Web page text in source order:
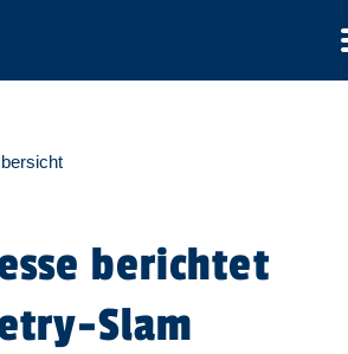
berichtet
Slam